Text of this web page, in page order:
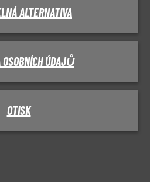
ALTERNATIVA
OSOBNÍCH ÚDAJŮ
OTISK